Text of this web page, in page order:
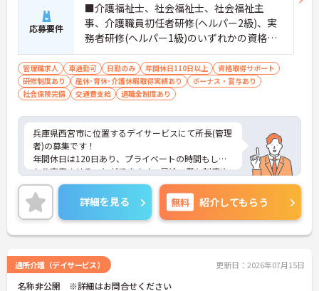
応募要件
■介護福祉士、社会福祉士、社会福祉主
事、介護職員初任者研修(ヘルパー2級)、実
務者研修(ヘルパー1級)のいずれかの資格必
須 ■普通自動車運転免許：必須 ■経験：必
須
管理職求人 車通勤可 日勤のみ 年間休日110日以上
資格取得サポート
研修制度あり
産休･育休･介護休暇取得実績あり
ボーナス・賞与あり
社会保険完備
交通費支給 退職金制度あり
兵庫県西宮市に位置するデイサービスにて所長(管理
者)の募集です！
年間休日は120日あり、プライベートの時間もしっ
かり充実させることができます。昇給・賞与制度や
各種手当整っており、長く働ける環境がございま
す。
ご興味のある方には、面接対策ポイントなど、さら
に詳細をご案内しますのでお気軽にご相談くださ
い！
詳細を見る 無料 紹介してもらう
通所介護（デイサービス） 更新日：2026年07月15日
名称非公開 ※詳細はお問合せください